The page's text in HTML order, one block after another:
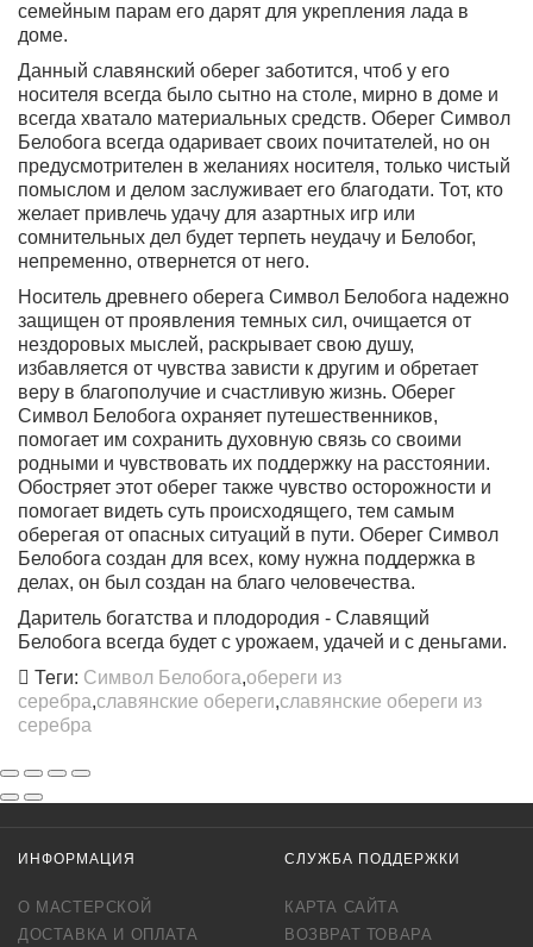
семейным парам его дарят для укрепления лада в
доме.
Данный славянский оберег заботится, чтоб у его
носителя всегда было сытно на столе, мирно в доме и
всегда хватало материальных средств. Оберег Символ
Белобога всегда одаривает своих почитателей, но он
предусмотрителен в желаниях носителя, только чистый
помыслом и делом заслуживает его благодати. Тот, кто
желает привлечь удачу для азартных игр или
сомнительных дел будет терпеть неудачу и Белобог,
непременно, отвернется от него.
Носитель древнего оберега Символ Белобога надежно
защищен от проявления темных сил, очищается от
нездоровых мыслей, раскрывает свою душу,
избавляется от чувства зависти к другим и обретает
веру в благополучие и счастливую жизнь. Оберег
Символ Белобога охраняет путешественников,
помогает им сохранить духовную связь со своими
родными и чувствовать их поддержку на расстоянии.
Обостряет этот оберег также чувство осторожности и
помогает видеть суть происходящего, тем самым
оберегая от опасных ситуаций в пути. Оберег Символ
Белобога создан для всех, кому нужна поддержка в
делах, он был создан на благо человечества.
Даритель богатства и плодородия - Славящий
Белобога всегда будет с урожаем, удачей и с деньгами.
Теги: Символ Белобога,обереги из
серебра,славянские обереги,славянские обереги из
серебра
ИНФОРМАЦИЯ
О МАСТЕРСКОЙ
ДОСТАВКА И ОПЛАТА
СЛУЖБА ПОДДЕРЖКИ
КАРТА САЙТА
ВОЗВРАТ ТОВАРА